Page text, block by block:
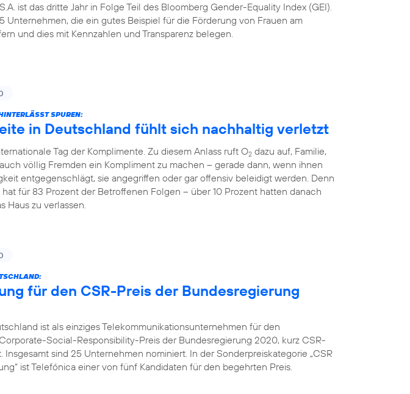
ist das dritte Jahr in Folge Teil des Bloomberg Gender-Equality Index (GEI).
Unternehmen, die ein gutes Beispiel für die Förderung von Frauen am
und dies mit Kennzahlen und Transparenz belegen.
SPUREN:
in Deutschland fühlt sich nachhaltig verletzt
Tag der Komplimente. Zu diesem Anlass ruft O2 dazu auf, Familie,
völlig Fremden ein Kompliment zu machen – gerade dann, wenn ihnen
entgegenschlägt, sie angegriffen oder gar offensiv beleidigt werden. Denn
für 83 Prozent der Betroffenen Folgen – über 10 Prozent hatten danach
Haus zu verlassen.
für den CSR-Preis der Bundesregierung
ist als einziges Telekommunikationsunternehmen für den
Social-Responsibility-Preis der Bundesregierung 2020, kurz CSR-
Insgesamt sind 25 Unternehmen nominiert. In der Sonderpreiskategorie „CSR
ist Telefónica einer von fünf Kandidaten für den begehrten Preis.